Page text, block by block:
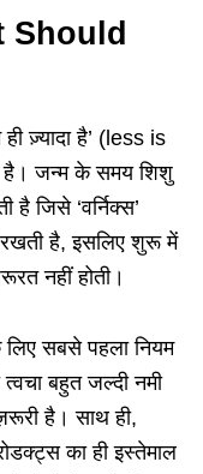
Should
ज़्यादा है’ (less is
है। जन्म के समय शिशु
है जिसे ‘वर्निक्स’
है, इसलिए शुरू में
नहीं होती।
सबसे पहला नियम
बहुत जल्दी नमी
है। साथ ही,
का ही इस्तेमाल